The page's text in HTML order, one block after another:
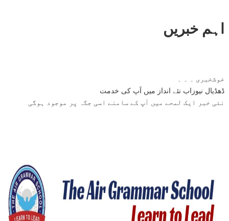
اہم خبریں
ڈھڈیال نیوزاب نئے انداز میں آپ کی خدمت
نئی خبر ایک لمحے میں آپ کے سامنے اسی جگہ پر موجود ہوگی